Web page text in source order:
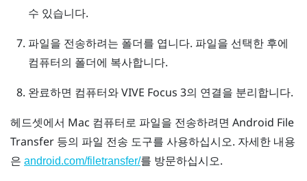
수 있습니다.
파일을 전송하려는 폴더를 엽니다. 파일을 선택한 후에
컴퓨터의 폴더에 복사합니다.
완료하면 컴퓨터와VIVE Focus 3의 연결을 분리합니다.
헤드셋에서 Mac 컴퓨터로 파일을 전송하려면 Android File
Transfer 등의 파일 전송 도구를 사용하십시오. 자세한 내용
은 android.com/filetransfer/를 방문하십시오.